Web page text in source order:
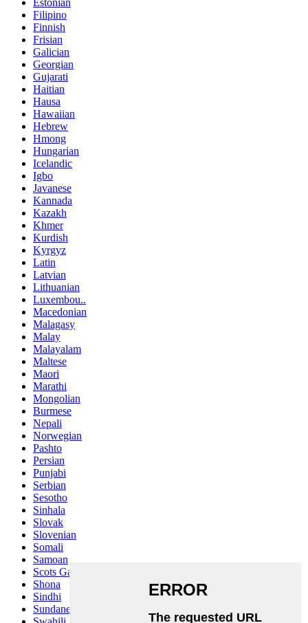
Estonian
Filipino
Finnish
Frisian
Galician
Georgian
Gujarati
Haitian
Hausa
Hawaiian
Hebrew
Hmong
Hungarian
Icelandic
Igbo
Javanese
Kannada
Kazakh
Khmer
Kurdish
Kyrgyz
Latin
Latvian
Lithuanian
Luxembou..
Macedonian
Malagasy
Malay
Malayalam
Maltese
Maori
Marathi
Mongolian
Burmese
Nepali
Norwegian
Pashto
Persian
Punjabi
Serbian
Sesotho
Sinhala
Slovak
Slovenian
Somali
Samoan
Scots Gaelic
Shona
Sindhi
Sundanese